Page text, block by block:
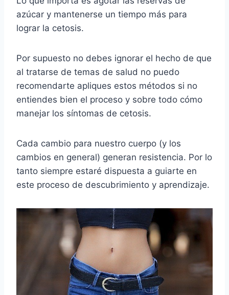
azúcar y mantenerse un tiempo más para
lograr la cetosis.
Por supuesto no debes ignorar el hecho de que
al tratarse de temas de salud no puedo
recomendarte apliques estos métodos si no
entiendes bien el proceso y sobre todo cómo
manejar los síntomas de cetosis.
Cada cambio para nuestro cuerpo (y los
cambios en general) generan resistencia. Por lo
tanto siempre estaré dispuesta a guiarte en
este proceso de descubrimiento y aprendizaje.